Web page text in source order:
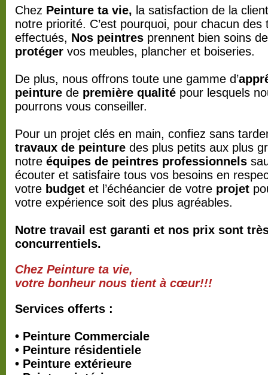
Chez Peinture ta vie, la satisfaction de la
notre priorité. C’est pourquoi, pour chacun des
effectués, Nos peintres prennent bien soins de
protéger vos meubles, plancher et boiseries.
De plus, nous offrons toute une gamme d’
peinture de première qualité pour lesquels
pourrons vous conseiller.
Pour un projet clés en main, confiez sans
travaux de peinture des plus petits aux plus
notre équipes de peintres professionnels
écouter et satisfaire tous vos besoins en
votre budget et l’échéancier de votre projet
votre expérience soit des plus agréables.
Notre travail est garanti et nos prix sont
concurrentiels.
Chez Peinture ta vie,
votre bonheur nous tient à cœur!!!
Services offerts :
• Peinture Commerciale
• Peinture résidentiele
• Peinture extérieure